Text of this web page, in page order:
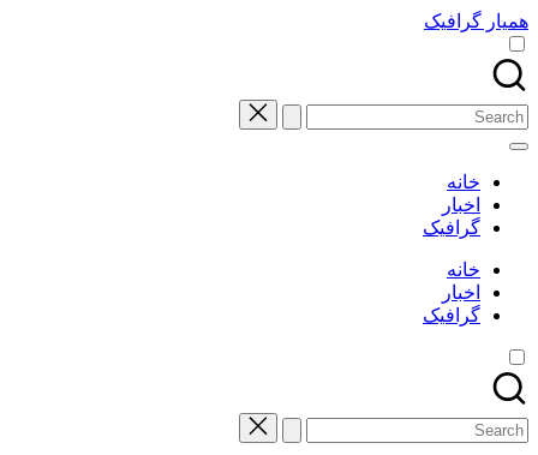
Skip
to
content
همیار گرافیک
Search
for:
خانه
اخبار
گرافیک
خانه
اخبار
گرافیک
Search
for: